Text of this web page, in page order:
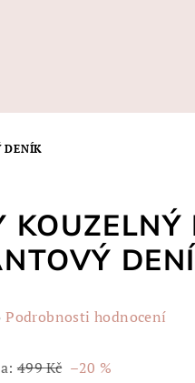
DENÍK
KOUZELNÝ
Podrobnosti hodnocení
499 Kč –20 %